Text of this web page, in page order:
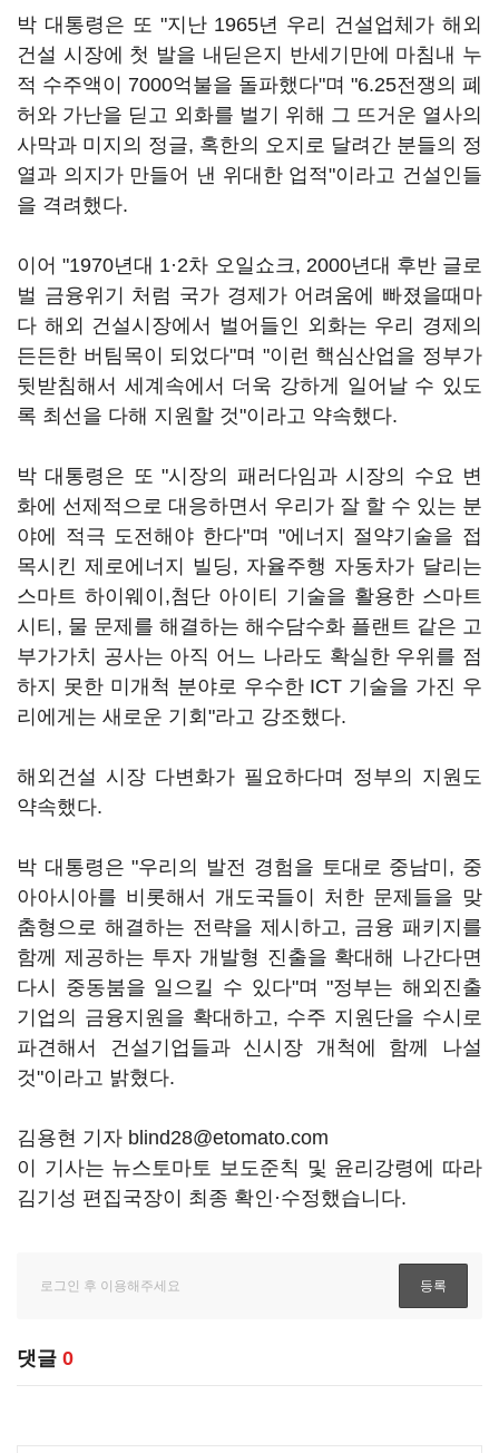
박 대통령은 또 "지난 1965년 우리 건설업체가 해외
건설 시장에 첫 발을 내딛은지 반세기만에 마침내 누
적 수주액이 7000억불을 돌파했다"며 "6.25전쟁의 폐
허와 가난을 딛고 외화를 벌기 위해 그 뜨거운 열사의
사막과 미지의 정글, 혹한의 오지로 달려간 분들의 정
열과 의지가 만들어 낸 위대한 업적"이라고 건설인들
을 격려했다.
이어 "1970년대 1·2차 오일쇼크, 2000년대 후반 글로
벌 금융위기 처럼 국가 경제가 어려움에 빠졌을때마
다 해외 건설시장에서 벌어들인 외화는 우리 경제의
든든한 버팀목이 되었다"며 "이런 핵심산업을 정부가
뒷받침해서 세계속에서 더욱 강하게 일어날 수 있도
록 최선을 다해 지원할 것"이라고 약속했다.
박 대통령은 또 "시장의 패러다임과 시장의 수요 변
화에 선제적으로 대응하면서 우리가 잘 할 수 있는 분
야에 적극 도전해야 한다"며 "에너지 절약기술을 접
목시킨 제로에너지 빌딩, 자율주행 자동차가 달리는
스마트 하이웨이,첨단 아이티 기술을 활용한 스마트
시티, 물 문제를 해결하는 해수담수화 플랜트 같은 고
부가가치 공사는 아직 어느 나라도 확실한 우위를 점
하지 못한 미개척 분야로 우수한 ICT 기술을 가진 우
리에게는 새로운 기회"라고 강조했다.
해외건설 시장 다변화가 필요하다며 정부의 지원도
약속했다.
박 대통령은 "우리의 발전 경험을 토대로 중남미, 중
아아시아를 비롯해서 개도국들이 처한 문제들을 맞
춤형으로 해결하는 전략을 제시하고, 금융 패키지를
함께 제공하는 투자 개발형 진출을 확대해 나간다면
다시 중동붐을 일으킬 수 있다"며 "정부는 해외진출
기업의 금융지원을 확대하고, 수주 지원단을 수시로
파견해서 건설기업들과 신시장 개척에 함께 나설
것"이라고 밝혔다.
김용현 기자 blind28@etomato.com
이 기사는 뉴스토마토 보도준칙 및 윤리강령에 따라
김기성 편집국장이 최종 확인·수정했습니다.
댓글 0